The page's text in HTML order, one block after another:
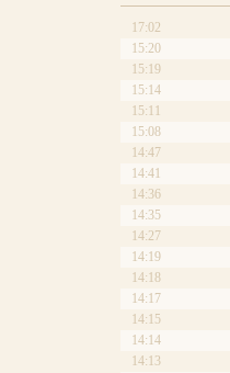
17:02
15:20
15:19
15:14
15:11
15:08
14:47
14:41
14:36
14:35
14:27
14:19
14:18
14:17
14:15
14:14
14:13